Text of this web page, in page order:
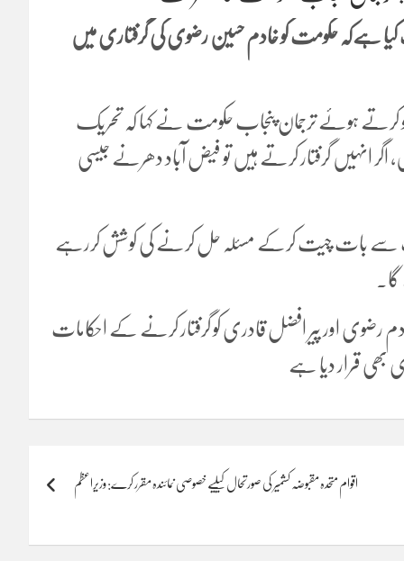
ہےکہ حکومت کو خادم حسین رضوی کی گرفتاری میں
کرتے ہوئے ترجمان پنجاب حکومت نے کہا کہ تحریک
انہیں گرفتار کرتے ہیں تو فیض آباد دھرنے جیسی
قیادت سے بات چیت کرکے مسئلہ حل کرنے کی کوشش کررہے
رضوی اور پیر افضل قادری کو گرفتار کرنے کے احکامات
بھی قرار دیا ہے
اقوام متحدہ مقبوضہ کشمیر کی صورتحال کیلیے خصوصی نمائندہ مقرر کرے: وزیراعظم